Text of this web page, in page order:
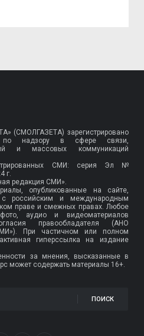
(СМОЛГАЗЕТА) зарегистрировано
надзору в сфере связи,
и массовых коммуникаций
СМИ: серия Эл №
г.
редакция СМИ».
опубликованные на сайте,
российским и международным
праве и смежных правах. Любое
аудио и видеоматериалов
правообладателя (АНО
При частичном или полном
гиперссылка на издание
за мнения, высказанные в
может содержать материалы 16+.
ПОИСК